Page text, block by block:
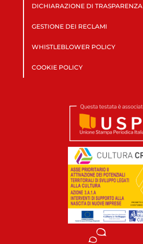
DICHIARAZIONE DI TRASPARENZA
GESTIONE DEI RECLAMI
WHISTLEBLOWER POLICY
COOKIE POLICY